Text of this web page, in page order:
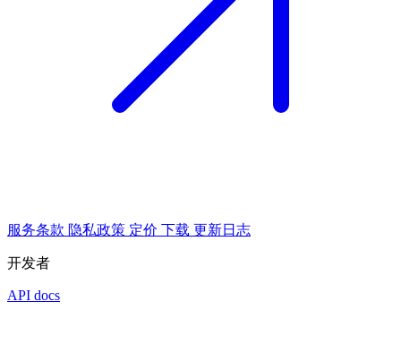
服务条款 隐私政策 定价 下载 更新日志
开发者
API docs